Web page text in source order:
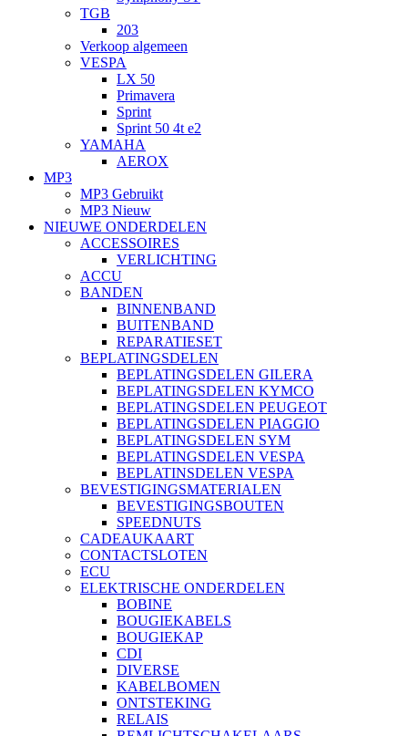
TGB
203
Verkoop algemeen
VESPA
LX 50
Primavera
Sprint
Sprint 50 4t e2
YAMAHA
AEROX
MP3
MP3 Gebruikt
MP3 Nieuw
NIEUWE ONDERDELEN
ACCESSOIRES
VERLICHTING
ACCU
BANDEN
BINNENBAND
BUITENBAND
REPARATIESET
BEPLATINGSDELEN
BEPLATINGSDELEN GILERA
BEPLATINGSDELEN KYMCO
BEPLATINGSDELEN PEUGEOT
BEPLATINGSDELEN PIAGGIO
BEPLATINGSDELEN SYM
BEPLATINGSDELEN VESPA
BEPLATINSDELEN VESPA
BEVESTIGINGSMATERIALEN
BEVESTIGINGSBOUTEN
SPEEDNUTS
CADEAUKAART
CONTACTSLOTEN
ECU
ELEKTRISCHE ONDERDELEN
BOBINE
BOUGIEKABELS
BOUGIEKAP
CDI
DIVERSE
KABELBOMEN
ONTSTEKING
RELAIS